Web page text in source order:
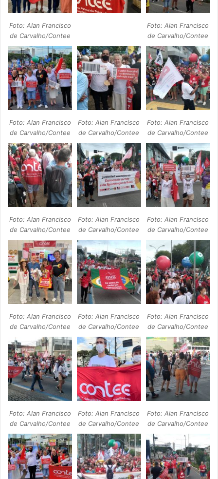
Foto: Alan Francisco
de Carvalho/Contee
Foto: Alan Francisco
de Carvalho/Contee
Foto: Alan Francisco
de Carvalho/Contee
Foto: Alan Francisco
de Carvalho/Contee
Foto: Alan Francisco
de Carvalho/Contee
Foto: Alan Francisco
de Carvalho/Contee
Foto: Alan Francisco
de Carvalho/Contee
Foto: Alan Francisco
de Carvalho/Contee
Foto: Alan Francisco
de Carvalho/Contee
Foto: Alan Francisco
de Carvalho/Contee
Foto: Alan Francisco
de Carvalho/Contee
Foto: Alan Francisco
de Carvalho/Contee
Foto: Alan Francisco
de Carvalho/Contee
Foto: Alan Francisco
de Carvalho/Contee